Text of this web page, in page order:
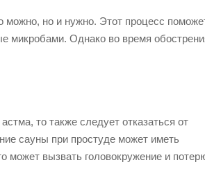
можно, но и нужно. Этот процесс
микробами. Однако во время
то также следует отказаться от
сауны при простуде может иметь
может вызвать головокружение и